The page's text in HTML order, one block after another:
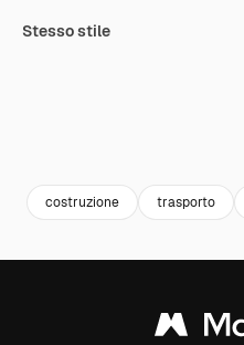
Stesso stile
costruzione trasporto